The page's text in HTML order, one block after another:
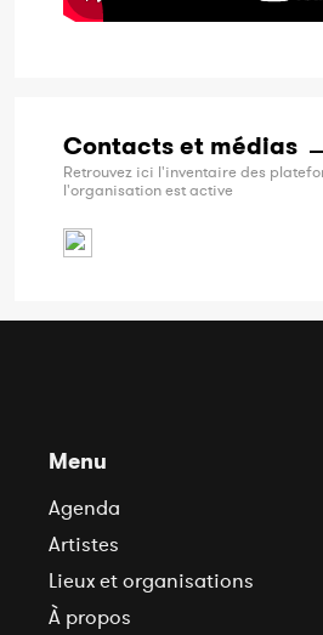
Contacts et médias
Retrouvez ici l'inventaire des
l'organisation est active
Menu
Agenda
Artistes
Lieux et organisations
À propos